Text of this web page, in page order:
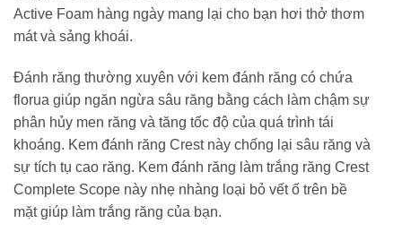
Active Foam hàng ngày mang lại cho bạn hơi thở thơm
mát và sảng khoái.
Đánh răng thường xuyên với kem đánh răng có chứa
florua giúp ngăn ngừa sâu răng bằng cách làm chậm sự
phân hủy men răng và tăng tốc độ của quá trình tái
khoáng. Kem đánh răng Crest này chống lại sâu răng và
sự tích tụ cao răng. Kem đánh răng làm trắng răng Crest
Complete Scope này nhẹ nhàng loại bỏ vết ố trên bề
mặt giúp làm trắng răng của bạn.